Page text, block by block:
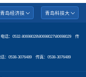
：0532-80698028\80698027\80698029 传
0538-3076489 传真：0538-3076489